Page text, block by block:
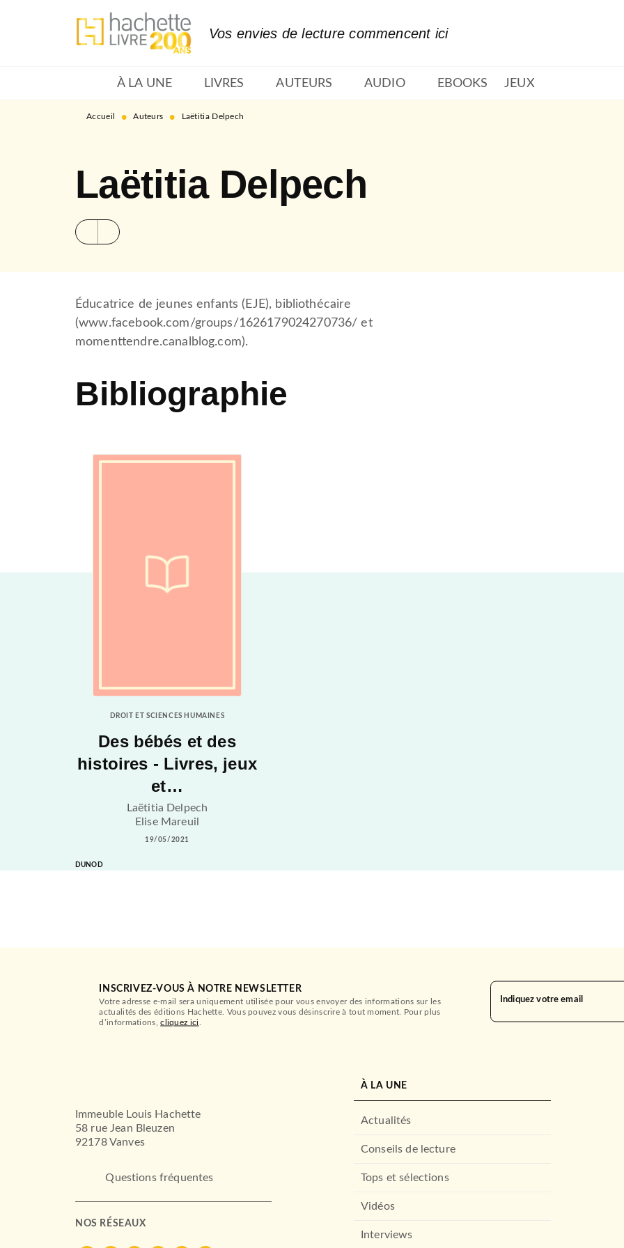
MENU RECHERCHE
Vos envies de lecture commencent ici
À LA UNE LIVRES AUTEURS AUDIO EBOOKS JEUX
Accueil • Auteurs • Laëtitia Delpech
Laëtitia Delpech
Éducatrice de jeunes enfants (EJE), bibliothécaire
(www.facebook.com/groups/1626179024270736/ et
momenttendre.canalblog.com).
Bibliographie
DROIT ET SCIENCES HUMAINES
Des bébés et des
histoires - Livres, jeux
et…
Laëtitia Delpech
Elise Mareuil
19/05/2021
DUNOD
INSCRIVEZ-VOUS À NOTRE NEWSLETTER
Votre adresse e-mail sera uniquement utilisée pour vous envoyer des informations sur les
actualités des éditions Hachette. Vous pouvez vous désinscrire à tout moment. Pour plus
d’informations,cliquez ici
Indiquez votre email
Immeuble Louis Hachette
58 rue Jean Bleuzen
92178 Vanves
Questions fréquentes
NOS RÉSEAUX
À LA UNE
Actualités
Conseils de lecture
Tops et sélections
Vidéos
Interviews